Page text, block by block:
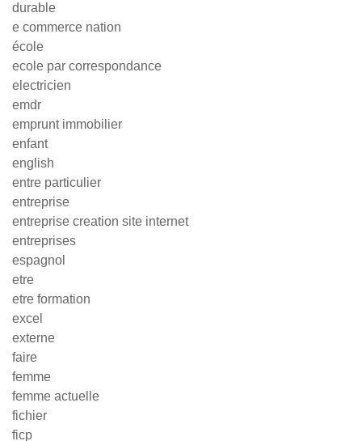
durable
e commerce nation
école
ecole par correspondance
electricien
emdr
emprunt immobilier
enfant
english
entre particulier
entreprise
entreprise creation site internet
entreprises
espagnol
etre
etre formation
excel
externe
faire
femme
femme actuelle
fichier
ficp